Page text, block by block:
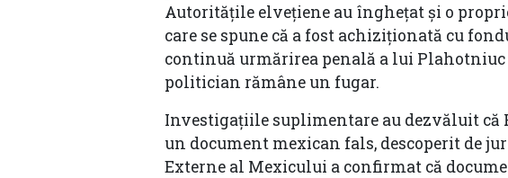
Autoritățile elvețiene au înghețat și o
care se spune că a fost achiziționată cu
continuă urmărirea penală a lui
politician rămâne un fugar.
Investigațiile suplimentare au dezvăluit
un document mexican fals, descoperit de
Externe al Mexicului a confirmat că